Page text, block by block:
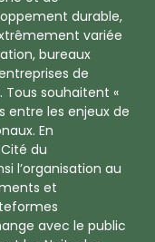
durable,
variée
bureaux
de
souhaitent «
entre les enjeux de
En
du
l’organisation au
et
avec le public